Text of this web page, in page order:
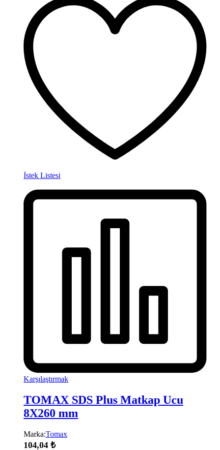
İstek Listesi
Karşılaştırmak
TOMAX SDS Plus Matkap Ucu
8X260 mm
Marka:Tomax
104,04 ₺